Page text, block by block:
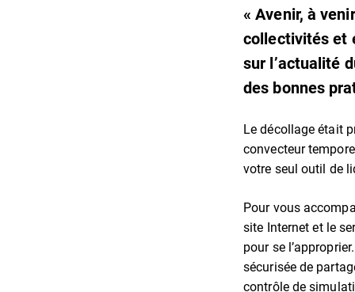
« Avenir, à
collectivités et
sur l’actualité
des bonnes
Le décollage était
convecteur
votre seul outil de
Pour vous
site Internet et le
pour se
sécurisée de
contrôle de